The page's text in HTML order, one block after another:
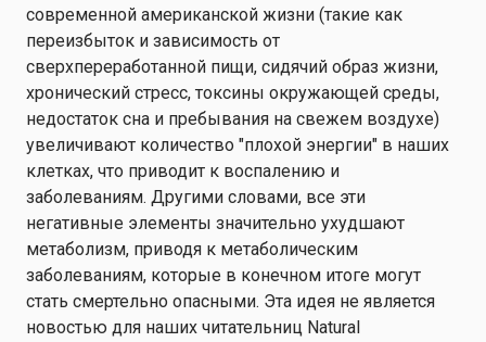
современной американской жизни (такие как
переизбыток и зависимость от
сверхпереработанной пищи, сидячий образ жизни,
хронический стресс, токсины окружающей среды,
недостаток сна и пребывания на свежем воздухе)
увеличивают количество "плохой энергии" в наших
клетках, что приводит к воспалению и
заболеваниям. Другими словами, все эти
негативные элементы значительно ухудшают
метаболизм, приводя к метаболическим
заболеваниям, которые в конечном итоге могут
стать смертельно опасными. Эта идея не является
новостью для наших читательниц Natural